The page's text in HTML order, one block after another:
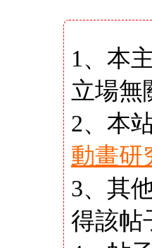
1、本
立場無
2、本
動畫研
3、其
得該帖